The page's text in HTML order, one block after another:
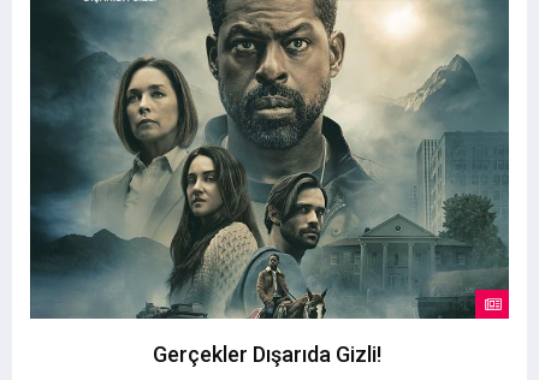
Gerçekler Dışarıda Gizli!